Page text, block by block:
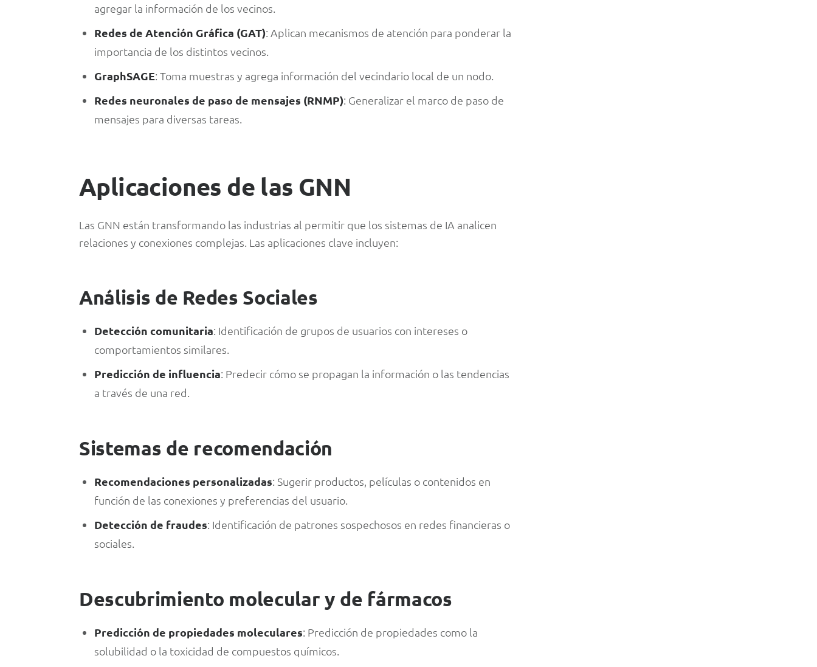
agregar la información de los vecinos.
Redes de Atención Gráfica (GAT): Aplican mecanismos de atención para ponderar la
importancia de los distintos vecinos.
GraphSAGE: Toma muestras y agrega información del vecindario local de un nodo.
Redes neuronales de paso de mensajes (RNMP): Generalizar el marco de paso de
mensajes para diversas tareas.
Aplicaciones de las GNN
Las GNN están transformando las industrias al permitir que los sistemas de IA analicen
relaciones y conexiones complejas. Las aplicaciones clave incluyen:
Análisis de Redes Sociales
Detección comunitaria: Identificación de grupos de usuarios con intereses o
comportamientos similares.
Predicción de influencia: Predecir cómo se propagan la información o las tendencias
a través de una red.
Sistemas de recomendación
Recomendaciones personalizadas: Sugerir productos, películas o contenidos en
función de las conexiones y preferencias del usuario.
Detección de fraudes: Identificación de patrones sospechosos en redes financieras o
sociales.
Descubrimiento molecular y de fármacos
Predicción de propiedades moleculares: Predicción de propiedades como la
solubilidad o la toxicidad de compuestos químicos.